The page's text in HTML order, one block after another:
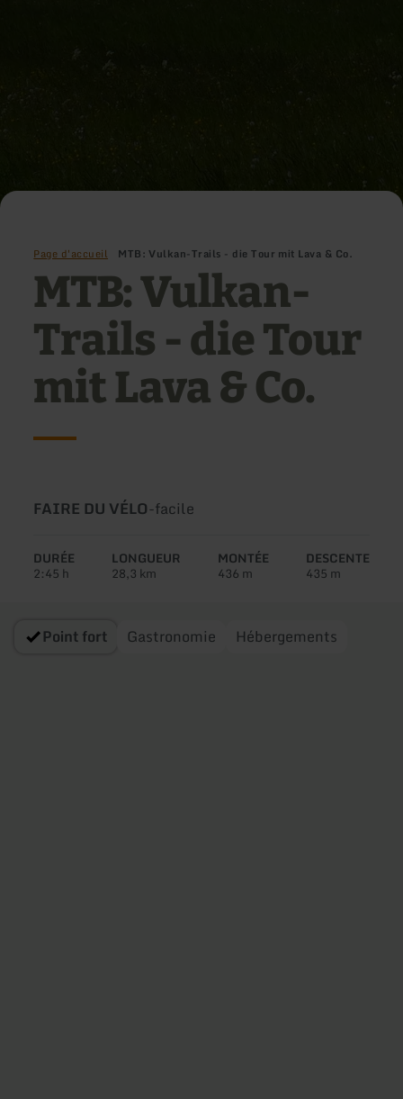
Page d'accueil MTB: Vulkan-Trails - die Tour mit Lava & Co.
MTB: Vulkan-
Trails - die Tour
mit Lava & Co.
Type
circuit:
FAIRE DU VÉLO-Difficulté:
facile
DURÉE
2:45 h
LONGUEUR
28,3 km
MONTÉE
436 m
DESCENTE
435 m
Point fort Gastronomie Hébergements